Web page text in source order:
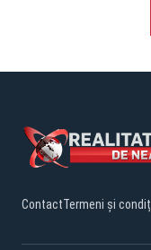
ContactTermeni și